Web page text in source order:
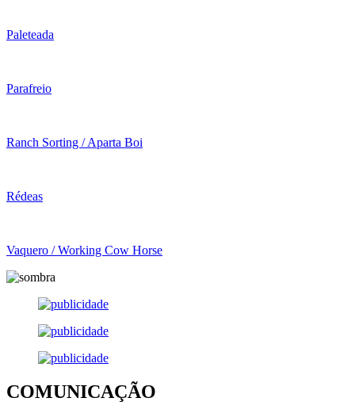
Paleteada
Parafreio
Ranch Sorting / Aparta Boi
Rédeas
Vaquero / Working Cow Horse
COMUNICAÇÃO